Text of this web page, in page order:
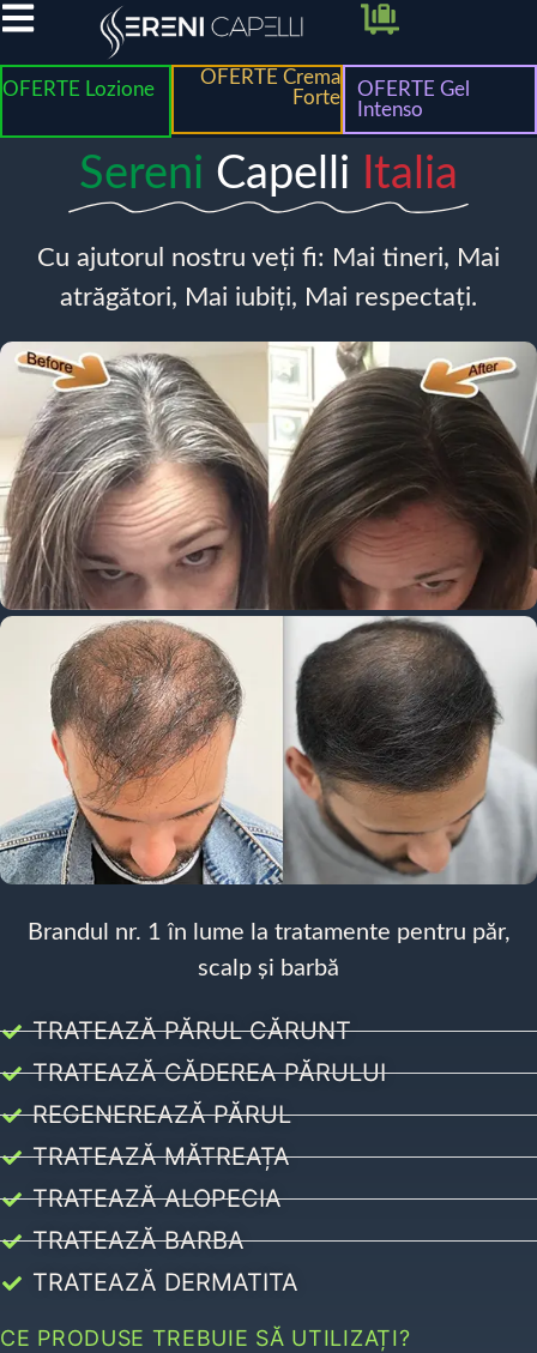
OFERTE Lozione
OFERTE Crema
Forte
OFERTE Gel
Intenso
Sereni Capelli Italia
Cu ajutorul nostru veți fi: Mai tineri, Mai
atrăgători, Mai iubiți, Mai respectați.
Brandul nr. 1 în lume la tratamente pentru păr,
scalp și barbă
TRATEAZĂ PĂRUL CĂRUNT
TRATEAZĂ CĂDEREA PĂRULUI
REGENEREAZĂ PĂRUL
TRATEAZĂ MĂTREAȚA
TRATEAZĂ ALOPECIA
TRATEAZĂ BARBA
TRATEAZĂ DERMATITA
CE PRODUSE TREBUIE SĂ UTILIZAȚI?